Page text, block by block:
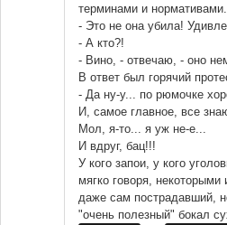
терминами и
- Это не она убила!
- А кто?!
- Вино, - отвечаю, - оно
В ответ был горячий
- Да ну-у... по рюмочке
И, самое главное, все
Мол, я-то... я уж не-е...
И вдруг, бац!!!
У кого запои, у кого
мягко говоря,
даже сам пострадавший,
"очень полезный" бокал